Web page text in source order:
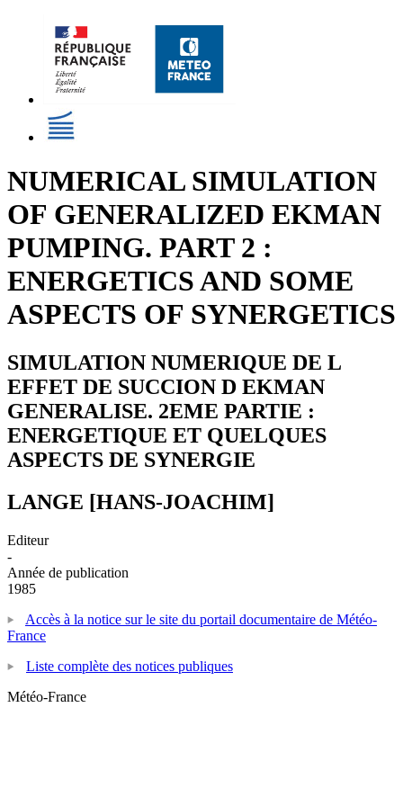
NUMERICAL SIMULATION
OF GENERALIZED EKMAN
PUMPING. PART 2 :
ENERGETICS AND SOME
ASPECTS OF SYNERGETICS
SIMULATION NUMERIQUE DE L
EFFET DE SUCCION D EKMAN
GENERALISE. 2EME PARTIE :
ENERGETIQUE ET QUELQUES
ASPECTS DE SYNERGIE
LANGE [HANS-JOACHIM]
Editeur
-
Année de publication
1985
Accès à la notice sur le site du portail documentaire de Météo-
France
Liste complète des notices publiques
Météo-France